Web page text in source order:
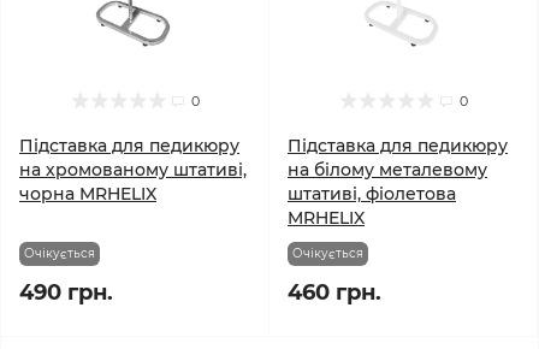
0
Підставка для педикюру
на хромованому штативі,
чорна MRHELIX
Очікується
490 грн.
0
Підставка для педикюру
на білому металевому
штативі, фіолетова
MRHELIX
Очікується
460 грн.